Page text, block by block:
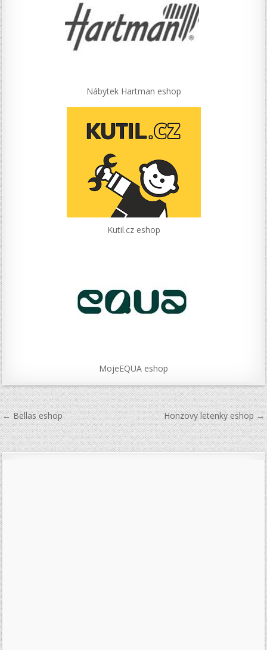
Nábytek Hartman eshop
Kutil.cz eshop
MojeEQUA eshop
Navigace
pro
příspěvek
← Bellas eshop Honzovy letenky eshop →